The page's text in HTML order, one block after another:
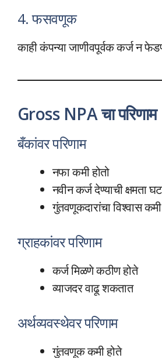
4. फसवणूक
काही कंपन्या जाणीवपूर्वक कर्ज न
Gross NPA चा परिणाम
बँकांवर परिणाम
नफा कमी होतो
नवीन कर्ज देण्याची क्षमता
गुंतवणूकदारांचा विश्वास कमी
ग्राहकांवर परिणाम
कर्ज मिळणे कठीण होते
व्याजदर वाढू शकतात
अर्थव्यवस्थेवर परिणाम
गुंतवणूक कमी होते